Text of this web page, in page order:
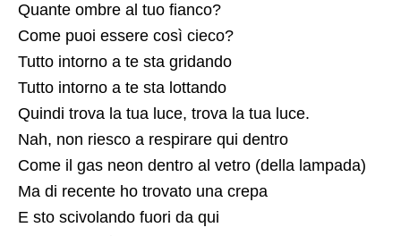
Quante ombre al tuo fianco?
Come puoi essere così cieco?
Tutto intorno a te sta gridando
Tutto intorno a te sta lottando
Quindi trova la tua luce, trova la tua luce.
Nah, non riesco a respirare qui dentro
Come il gas neon dentro al vetro (della lampada)
Ma di recente ho trovato una crepa
E sto scivolando fuori da qui